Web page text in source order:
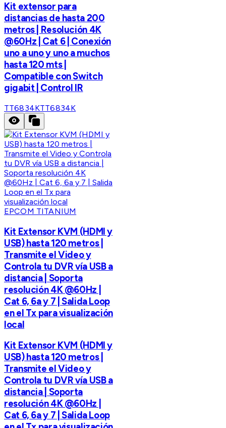
Kit extensor para
distancias de hasta 200
metros | Resolución 4K
@60Hz | Cat 6 | Conexión
uno a uno y uno a muchos
hasta 120 mts |
Compatible con Switch
gigabit | Control IR
TT6834KTT6834K
EPCOM TITANIUM
Kit Extensor KVM (HDMI y
USB) hasta 120 metros |
Transmite el Video y
Controla tu DVR vía USB a
distancia | Soporta
resolución 4K @60Hz |
Cat 6, 6a y 7 | Salida Loop
en el Tx para visualización
local
Kit Extensor KVM (HDMI y
USB) hasta 120 metros |
Transmite el Video y
Controla tu DVR vía USB a
distancia | Soporta
resolución 4K @60Hz |
Cat 6, 6a y 7 | Salida Loop